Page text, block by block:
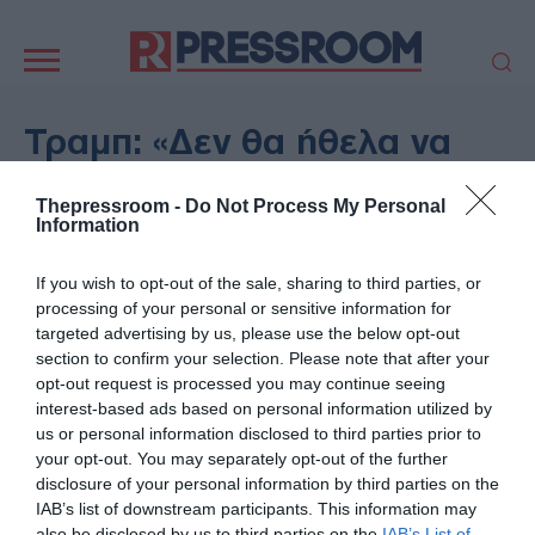
Thepressroom - Do Not Process My Personal
Information
If you wish to opt-out of the sale, sharing to third parties, or
processing of your personal or sensitive information for
targeted advertising by us, please use the below opt-out
section to confirm your selection. Please note that after your
opt-out request is processed you may continue seeing
interest-based ads based on personal information utilized by
us or personal information disclosed to third parties prior to
your opt-out. You may separately opt-out of the further
disclosure of your personal information by third parties on the
IAB’s list of downstream participants. This information may
πλοήγηση
ΠΟΛΙΤΙΚΗ
ΤΟΥΡΚΙΑ
ΟΙΚΟΝΟΜΙΑ
ΕΛΛΑΔΑ
ΕΚΚΛΗΣΙΑ
ΑΜΥΝΑ
ΔΙΕΘΝΗ
SPORTS
ΑΥΤΟΔΙΟΙΚΗΣΗ
AUTO - MOTO
ΓΑΣΤΡΟΝΟΜΙΑ
ΥΓΕΙΑ
ΤΕΧΝΟΛΟΓΙΑ
ΠΑΡΑΞΕΝΑ
ΖΩΔΙΑ
ΑΡΘΡΟΓΡΑΦΙΑ
Τραμπ: «Δεν θα ήθελα να
συναντηθώ με τον Χαμενεΐ»
αλλά, αν τύχαινε, θα έδειχνα
σεβασμό
ΔΙΕΘΝΗ
05/06/2026 - 09:19